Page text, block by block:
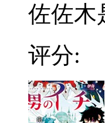
佐佐木
评分: